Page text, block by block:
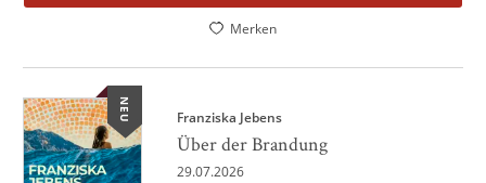
Merken
NEU Franziska Jebens
Über der Brandung
29.07.2026